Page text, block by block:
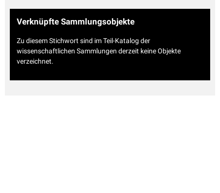
Verknüpfte Sammlungsobjekte
Zu diesem Stichwort sind im Teil-Katalog der
wissenschaftlichen Sammlungen derzeit keine Objekte
verzeichnet.